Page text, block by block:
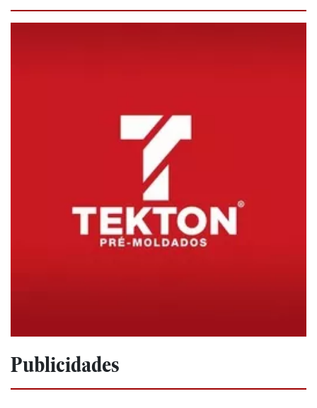
Publicidades